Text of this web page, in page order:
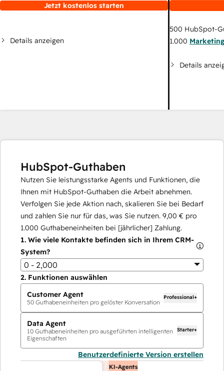
Jetzt kostenlos starten
Details anzeigen
500 HubSpot-
1.000
Details
HubSpot-Guthaben
Nutzen Sie leistungsstarke Agents und Funktionen, die
Ihnen mit HubSpot-Guthaben die Arbeit abnehmen.
Verfolgen Sie jede Aktion nach, skalieren Sie bei Bedarf
und zahlen Sie nur für das, was Sie nutzen. 9,00 € pro
1.000 Guthabeneinheiten bei [jährlicher] Zahlung.
1. Wie viele Kontakte befinden sich in Ihrem CRM-
System?
0 - 2,000
2. Funktionen auswählen
Customer Agent
50 Guthabeneinheiten pro gelöster Konversation
Professional+
Data Agent
10 Guthabeneinheiten pro ausgeführten intelligenten
Eigenschaften
Starter+
Benutzerdefinierte Version erstellen
KI-Agents